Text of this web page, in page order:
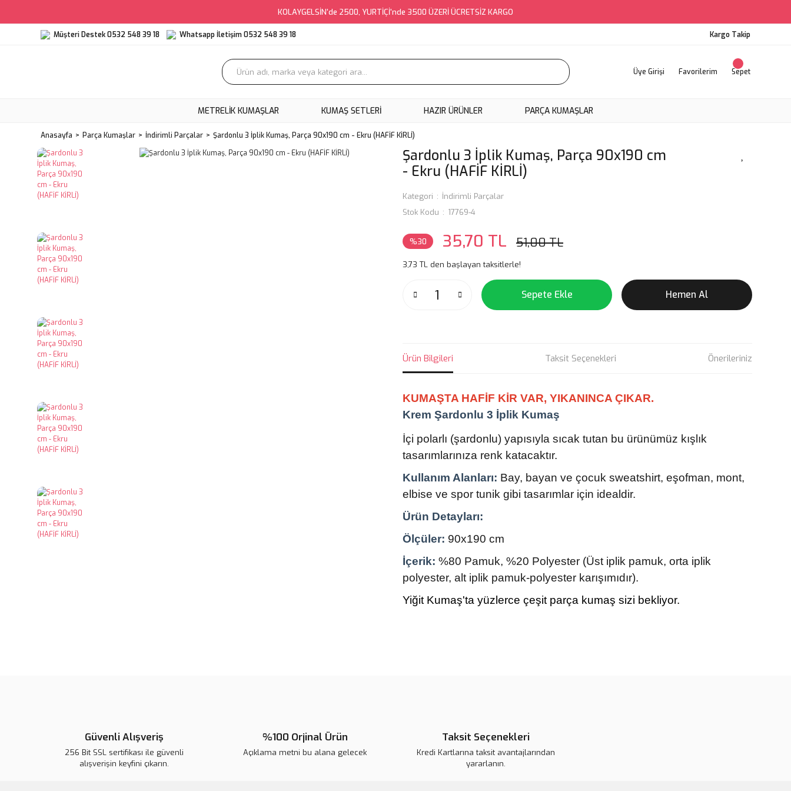
KOLAYGELSİN'de 2500, YURTİÇİ'nde 3500 ÜZERİ ÜCRETSİZ KARGO
Müşteri Destek 0532 548 39 18 Whatsapp İletişim 0532 548 39 18 Kargo Takip
Üye Girişi Favorilerim Sepet
METRELIK KUMAŞLAR KUMAŞ SETLERI HAZIR ÜRÜNLER PARÇA KUMAŞLAR
Anasayfa Parça Kumaşlar İndirimli Parçalar Şardonlu 3 İplik Kumaş, Parça 90x190 cm - Ekru (HAFİF KİRLİ)
Şardonlu 3 İplik Kumaş, Parça 90x190 cm
- Ekru (HAFİF KİRLİ)
Kategori
İndirimli Parçalar
Stok Kodu
17769-4
%30 35,70 TL 51,00 TL
3,73 TL den başlayan taksitlerle!
Sepete Ekle Hemen Al
Ürün Bilgileri Taksit Seçenekleri Önerileriniz
KUMAŞTA HAFİF KİR VAR, YIKANINCA ÇIKAR.
Krem Şardonlu 3 İplik Kumaş
İçi polarlı (şardonlu) yapısıyla sıcak tutan bu ürünümüz kışlık
tasarımlarınıza renk katacaktır.
Kullanım Alanları: Bay, bayan ve çocuk sweatshirt, eşofman, mont,
elbise ve spor tunik gibi tasarımlar için idealdir.
Ürün Detayları:
Ölçüler: 90x190 cm
İçerik: %80 Pamuk, %20 Polyester (Üst iplik pamuk, orta iplik
polyester, alt iplik pamuk-polyester karışımıdır).
Yiğit Kumaş'ta yüzlerce çeşit parça kumaş sizi bekliyor.
Ürün bilgilerinde hatalar bulunuyor.
Ürün fiyatı diğer sitelerden daha pahalı.
Bu ürüne benzer farklı alternatifler olmalı.
Güvenli Alışveriş
256 Bit SSL sertifikası ile güvenli
alışverişin keyfini çıkarın.
%100 Orjinal Ürün
Açıklama metni bu alana gelecek
Taksit Seçenekleri
Kredi Kartlarına taksit avantajlarından
yararlanın.